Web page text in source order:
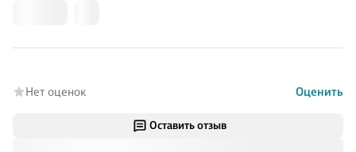
Оставить отзыв
Нет оценок Оценить